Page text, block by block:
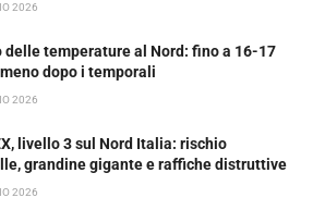
2026
delle temperature al Nord: fino a 16-17
dopo i temporali
2026
livello 3 sul Nord Italia: rischio
grandine gigante e raffiche distruttive
2026